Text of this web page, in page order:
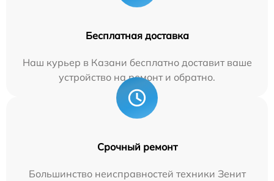
Бесплатная доставка
Наш курьер в Казани бесплатно доставит ваше
устройство на ремонт и обратно.
Срочный ремонт
Большинство неисправностей техники Зенит